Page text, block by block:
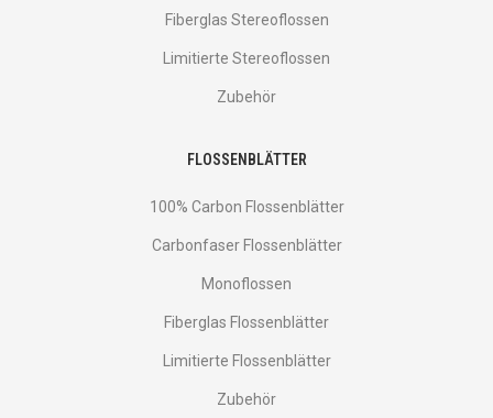
Fiberglas Stereoflossen
Limitierte Stereoflossen
Zubehör
FLOSSENBLÄTTER
100% Carbon Flossenblätter
Carbonfaser Flossenblätter
Monoflossen
Fiberglas Flossenblätter
Limitierte Flossenblätter
Zubehör